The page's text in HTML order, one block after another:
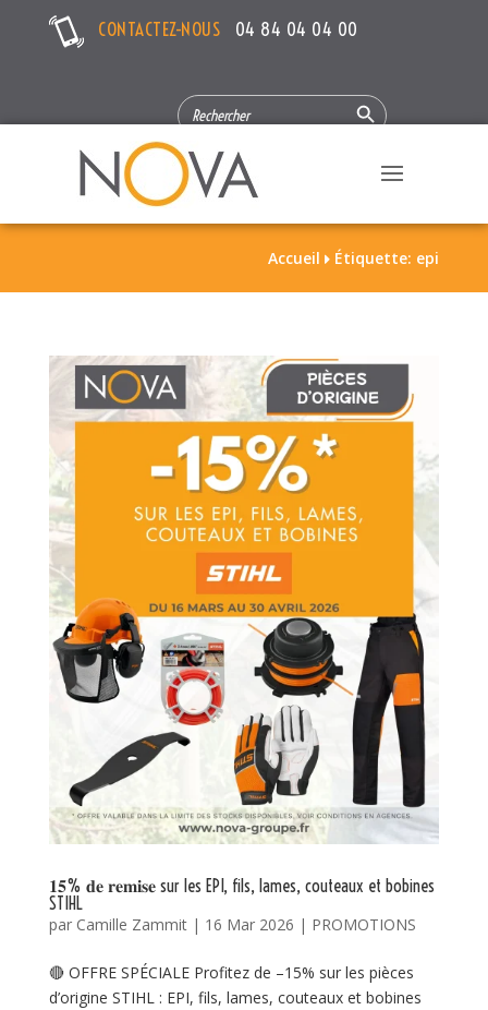
CONTACTEZ-NOUS 04 84 04 04 00
SEARCH
FOR:
Search Button
Accueil  Étiquette: epi
𝟏𝟓% 𝐝𝐞 𝐫𝐞𝐦𝐢𝐬𝐞 sur les EPI, fils, lames, couteaux et bobines
STIHL
par Camille Zammit| 16 Mar 2026 | PROMOTIONS
🔴 OFFRE SPÉCIALE Profitez de –15% sur les pièces
d’origine STIHL : EPI, fils, lames, couteaux et bobines